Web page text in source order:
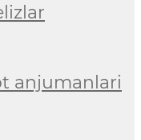
anjumanlari